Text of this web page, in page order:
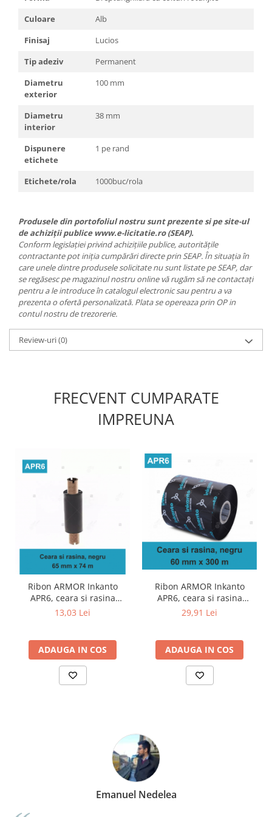
Culoare
Alb
Finisaj
Lucios
Tip adeziv
Permanent
Diametru
exterior
100 mm
Diametru
interior
38 mm
Dispunere
etichete
1 pe rand
Etichete/rola 1000buc/rola
Produsele din portofoliul nostru sunt prezente si pe site-ul
de achiziții publice www.e-licitatie.ro (SEAP).
Conform legislației privind achizițiile publice, autoritățile
contractante pot iniția cumpărări directe prin SEAP. În situația în
care unele dintre produsele solicitate nu sunt listate pe SEAP, dar
se regăsesc pe magazinul nostru online vă rugăm să ne contactați
pentru a le introduce în catalogul electronic sau pentru a va
prezenta o ofertă personalizată. Plata se opereaza prin OP in
contul nostru de trezorerie.
Review-uri(0)
FRECVENT CUMPARATE
IMPREUNA
Ribon ARMOR Inkanto
APR6, ceara si rasina
(wax&resin), negru,
13,03 Lei
ADAUGA IN COS
Ribon ARMOR Inkanto
APR6, ceara si rasina
(wax&resin), negru,
29,91 Lei
ADAUGA IN COS